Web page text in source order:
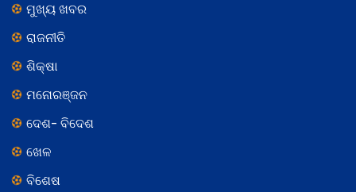
ମୁଖ୍ୟ ଖବର
ରାଜନୀତି
ଶିକ୍ଷା
ମନୋରଞ୍ଜନ
ଦେଶ- ବିଦେଶ
ଖେଳ
ବିଶେଷ